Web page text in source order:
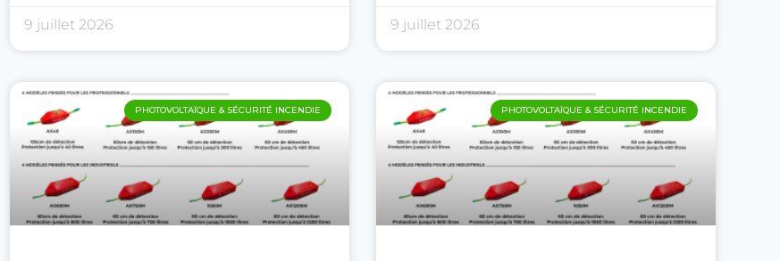
9 juillet 2026 9 juillet 2026
PHOTOVOLTAÏQUE & SÉCURITÉ INCENDIE PHOTOVOLTAÏQUE & SÉCURITÉ INCENDIE